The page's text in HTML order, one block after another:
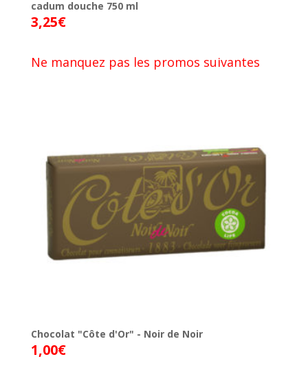
cadum douche 750 ml
3,25€
Ne manquez pas les promos suivantes
Chocolat "Côte d'Or" - Noir de Noir
1,00€